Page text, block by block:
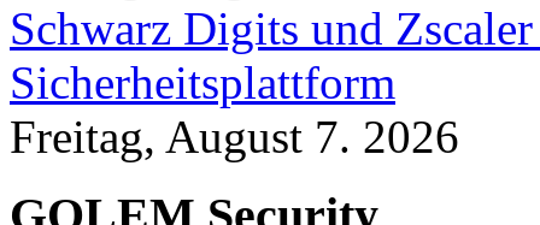
Schwarz Digits und
Sicherheitsplattform
Freitag, August 7. 2026